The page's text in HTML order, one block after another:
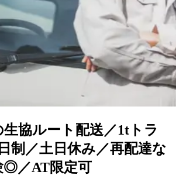
生協ルート配送／1tトラ
制／土日休み／再配達な
◎／AT限定可